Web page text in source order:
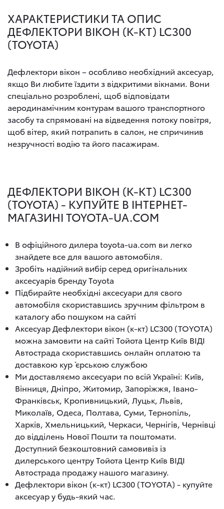
ХАРАКТЕРИСТИКИ ТА ОПИС
ДЕФЛЕКТОРИ ВІКОН (К-КТ) LC300
(TOYOTA)
Дефлектори вікон – особливо необхідний аксесуар,
якщо Ви любите їздити з відкритими вікнами. Вони
спеціально розроблені, щоб відповідати
аеродинамічним контурам вашого транспортного
засобу та спрямовані на відведення потоку повітря,
щоб вітер, який потрапить в салон, не спричинив
незручності водію та його пасажирам.
ДЕФЛЕКТОРИ ВІКОН (К-КТ) LC300
(TOYOTA) - КУПУЙТЕ В ІНТЕРНЕТ-
МАГАЗИНІ TOYOTA-UA.COM
В офіційного дилера toyota-ua.com ви легко
знайдете все для вашого автомобіля.
Зробіть надійний вибір серед оригінальних
аксесуарів бренду Toyota
Підбирайте необхідні аксесуари для свого
автомобіля скориставшись зручним фільтром в
каталогу або пошуком на сайті
Аксесуар Дефлектори вікон (к-кт) LC300 (TOYOTA)
можна замовити на сайті Тойота Центр Київ ВІДІ
Автострада скориставшись онлайн оплатою та
доставкою кур`єрською службою
Ми доставляємо аксесуари по всій Україні: Київ,
Вінниця, Дніпро, Житомир, Запоріжжя, Івано-
Франківськ, Кропивницький, Луцьк, Львів,
Миколаїв, Одеса, Полтава, Суми, Тернопіль,
Харків, Хмельницький, Черкаси, Чернігів, Чернівці
до відділень Нової Пошти та поштомати.
Доступний безкоштовний самовивіз із
дилерського центру Тойота Центр Київ ВІДІ
Автострада продажу нашого магазину.
Дефлектори вікон (к-кт) LC300 (TOYOTA) - купуйте
аксесуар у будь-який час.